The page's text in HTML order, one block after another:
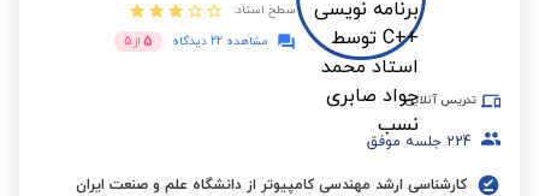
سطح استاد:
مشاهده 22 دیدگاه
5 از 5
تدریس آنلاین
224 جلسه موفق
کارشناسی ارشد مهندسی کامپیوتر از دانشگاه علم و صنعت ایران